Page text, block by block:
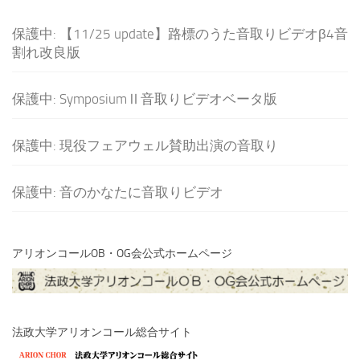
保護中: 【11/25 update】路標のうた音取りビデオβ4音
割れ改良版
保護中: SymposiumⅡ音取りビデオベータ版
保護中: 現役フェアウェル賛助出演の音取り
保護中: 音のかなたに音取りビデオ
アリオンコールOB・OG会公式ホームページ
法政大学アリオンコール総合サイト